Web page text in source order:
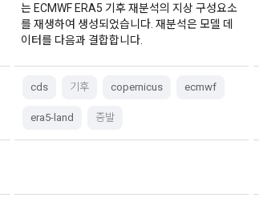
는 ECMWF ERA5 기후 재분석의 지상 구성요소
를 재생하여 생성되었습니다. 재분석은 모델 데
이터를 다음과 결합합니다.
cds 기후 copernicus ecmwf
era5-land 증발